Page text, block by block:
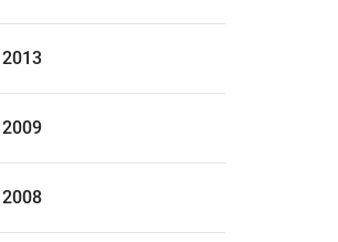
2013
2009
2008